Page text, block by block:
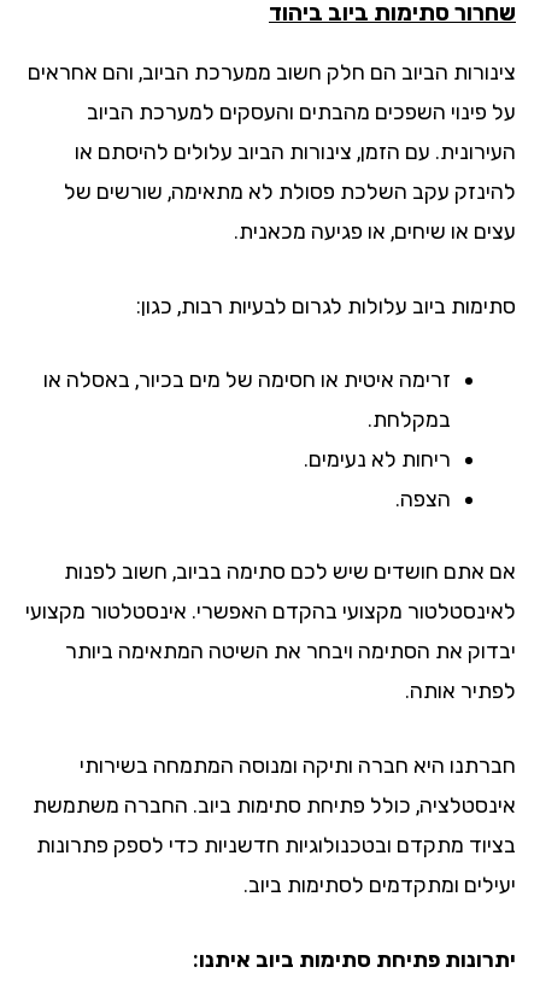
סתימות ביובביהוד
הביוב הם חלק חשוב ממערכת הביוב, והם אחראים
פינוי השפכים מהבתים והעסקים למערכת הביוב
עם הזמן, צינורות הביוב עלולים להיסתם או
עקב השלכת פסולת לא מתאימה, שורשים של
או שיחים, או פגיעה מכאנית.
ביוב עלולות לגרום לבעיות רבות, כגון:
זרימה איטית או חסימה של מים בכיור, באסלה או
במקלחת.
ריחות לא נעימים.
הצפה.
אתם חושדים שיש לכם סתימה בביוב, חשוב לפנות
מקצועי בהקדם האפשרי. אינסטלטור מקצועי
את הסתימה ויבחר את השיטה המתאימה ביותר
אותה.
היא חברה ותיקה ומנוסה המתמחה בשירותי
כולל פתיחת סתימות ביוב. החברה משתמשת
מתקדם ובטכנולוגיות חדשניות כדי לספק פתרונות
ומתקדמים לסתימות ביוב.
פתיחת סתימות ביוב איתנו: